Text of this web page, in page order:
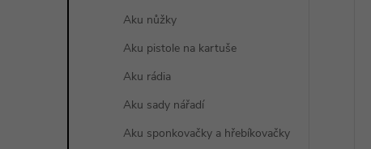
Aku nůžky
Aku pistole na kartuše
Aku rádia
Aku sady nářadí
Aku sponkovačky a hřebíkovačky